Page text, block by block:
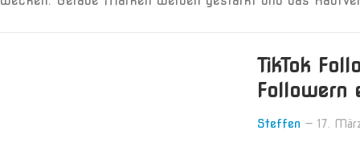
TikTok
Followern
Steffen — 17.